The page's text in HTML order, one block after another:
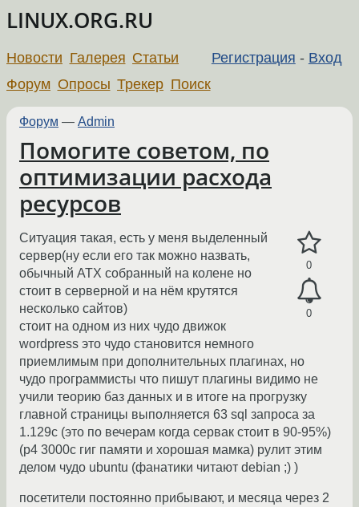
LINUX.ORG.RU
Регистрация - Вход
Новости Галерея Статьи
Форум Опросы Трекер Поиск
Форум — Admin
Помогите советом, по
оптимизации расхода
ресурсов
0
0
Ситуация такая, есть у меня выделенный
сервер(ну если его так можно назвать,
обычный ATX собранный на колене но
стоит в серверной и на нём крутятся
несколько сайтов)
стоит на одном из них чудо движок
wordpress это чудо становится немного
приемлимым при дополнительных плагинах, но
чудо программисты что пишут плагины видимо не
учили теорию баз данных и в итоге на прогрузку
главной страницы выполняется 63 sql запроса за
1.129с (это по вечерам когда сервак стоит в 90-95%)
(p4 3000с гиг памяти и хорошая мамка) рулит этим
делом чудо ubuntu (фанатики читают debian ;) )
посетители постоянно прибывают, и месяца через 2